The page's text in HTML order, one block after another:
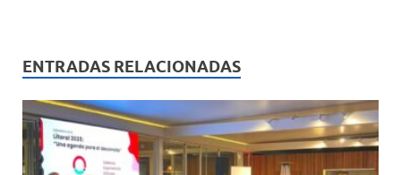
s
A
p
p
b
o
o
k
p
ar
ti
r
ENTRADAS RELACIONADAS